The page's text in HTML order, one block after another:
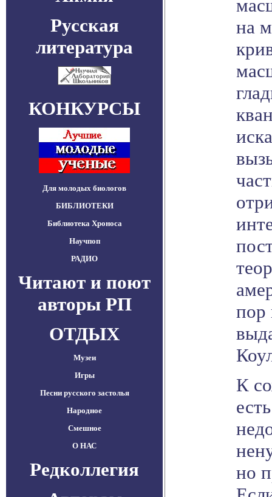
Русская
литература
КОНКУРСЫ
Для молодых биологов
БИБЛИОТЕКИ
Библиотека Хроноса
Научпоп
РАДИО
Читают и поют
авторы РП
ОТДЫХ
Музеи
Игры
Песни русского застолья
Народное
Смешное
О НАС
Редколлегия
на
пор
К
но